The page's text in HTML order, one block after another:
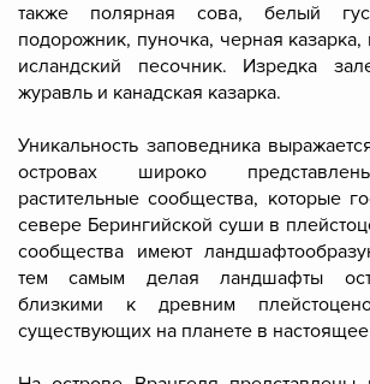
также полярная сова, белый
подорожник, пуночка, черная казарка,
исландский песочник. Изредка
журавль и канадская казарка.
Уникальность заповедника
островах широко
растительные сообщества, которые
севере Берингийской суши в
сообщества имеют
тем самым делая ландшафты
близкими к древним
существующих на планете в